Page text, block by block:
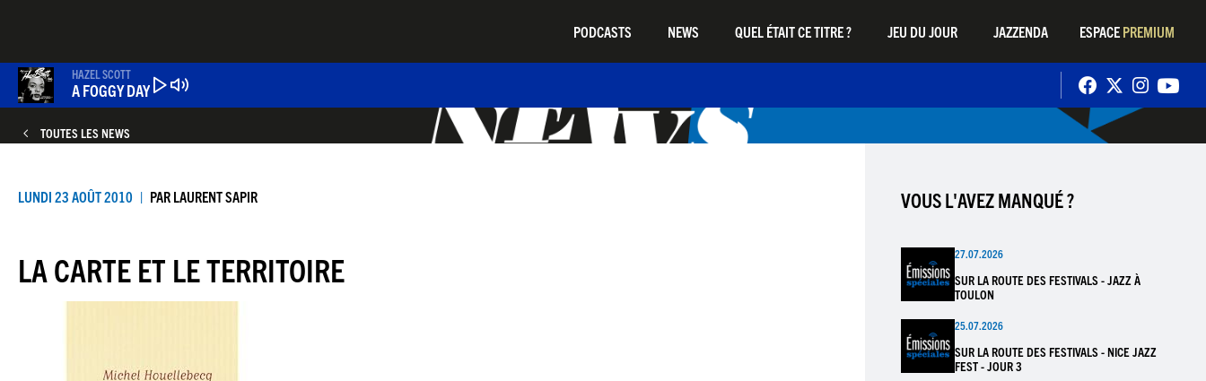
principal
PODCASTS NEWS QUEL ÉTAIT CE TITRE ? JEU DU JOUR JAZZENDA ESPACE PREMIUM
HAZEL SCOTT
A FOGGY DAY
TOUTES LES NEWS
LUNDI 23 AOÛT 2010 PAR LAURENT SAPIR
LA CARTE ET LE TERRITOIRE
VOUS L'AVEZ MANQUÉ ?
27.07.2026
SUR LA ROUTE DES FESTIVALS - JAZZ À
TOULON
25.07.2026
SUR LA ROUTE DES FESTIVALS - NICE JAZZ
FEST - JOUR 3